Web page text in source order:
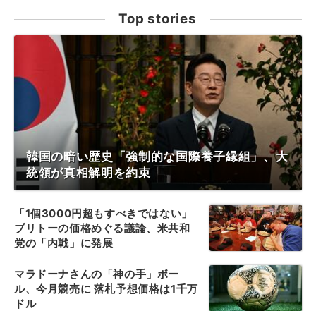
Top stories
韓国の暗い歴史「強制的な国際養子縁組」、大
統領が真相解明を約束
「1個3000円超もすべきではない」
ブリトーの価格めぐる議論、米共和
党の「内戦」に発展
マラドーナさんの「神の手」ボー
ル、今月競売に 落札予想価格は1千万
ドル